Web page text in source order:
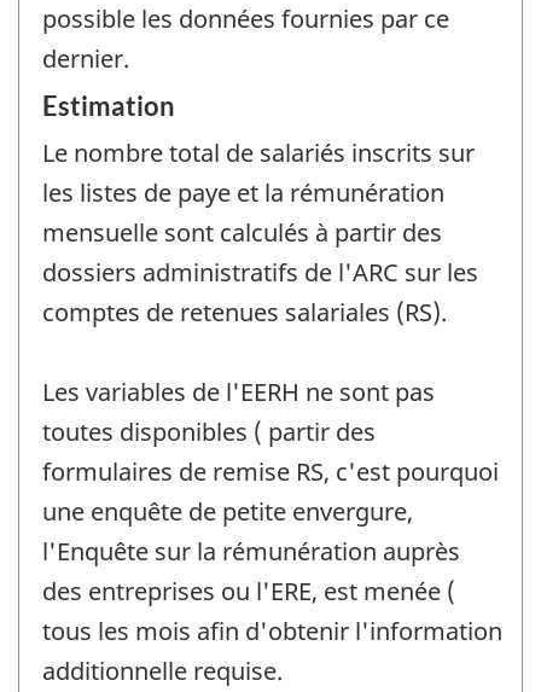
possible les données fournies par ce
dernier.
Estimation
Le nombre total de salariés inscrits sur
les listes de paye et la rémunération
mensuelle sont calculés à partir des
dossiers administratifs de l'ARC sur les
comptes de retenues salariales (RS).
Les variables de l'EERH ne sont pas
toutes disponibles ( partir des
formulaires de remise RS, c'est pourquoi
une enquête de petite envergure,
l'Enquête sur la rémunération auprès
des entreprises ou l'ERE, est menée (
tous les mois afin d'obtenir l'information
additionnelle requise.